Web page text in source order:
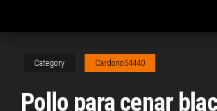
Category Cardono54440
Pollo para cenar